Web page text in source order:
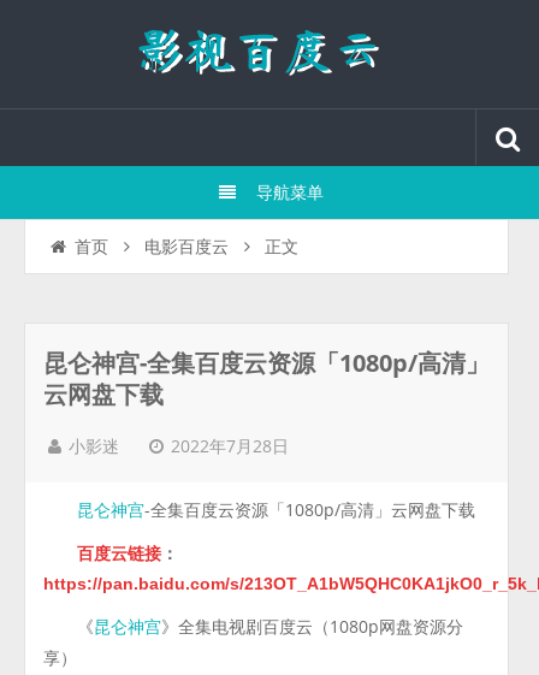
导航菜单
首页 电影百度云 正文
昆仑神宫-全集百度云资源「1080p/高清」
云网盘下载
小影迷 2022年7月28日
昆仑神宫-全集百度云资源「1080p/高清」云网盘下载
百度云链接 ：
https://pan.baidu.com/s/
《昆仑神宫》全集电视剧百度云（1080p网盘资源分
享）